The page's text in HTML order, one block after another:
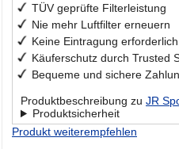
TÜV geprüfte Filterleistung
Nie mehr Luftfilter erneuern
Keine Eintragung erforderlich
Käuferschutz durch Trusted
Bequeme und sichere
Produktbeschreibung zu JR
Produktsicherheit
Produkt weiterempfehlen